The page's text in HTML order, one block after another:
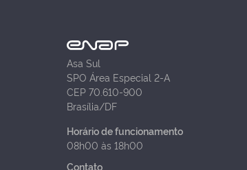
Asa Sul
SPO Área Especial 2-A
CEP 70.610-900
Brasília/DF
Horário de funcionamento
08h00 às 18h00
Contato